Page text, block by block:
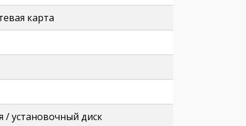
карта
/ установочный диск